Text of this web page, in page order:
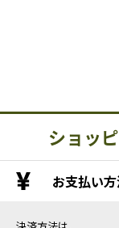
ショッ
お支払い